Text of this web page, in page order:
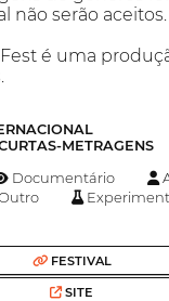
não serão aceitos.
é uma
METRAGENS
Documentário
FESTIVAL
SITE